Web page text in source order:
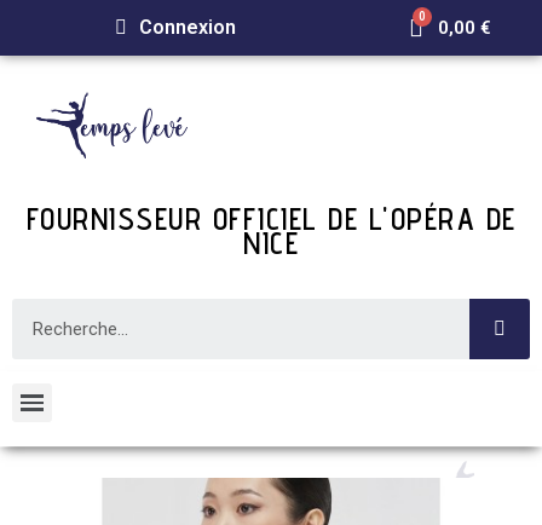
Connexion 0,00 €
FOURNISSEUR OFFICIEL DE L'OPÉRA DE
NICE